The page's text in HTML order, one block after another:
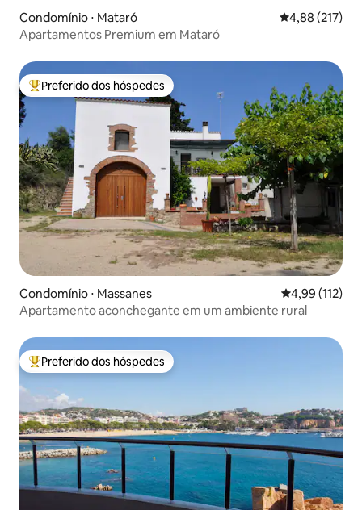
Condomínio ⋅ Mataró 4,88 de uma
4,88 (217)
Apartamentos Premium em Mataró
Entre os melhores preferidos dos hóspedes
Preferido dos hóspedes
Condomínio ⋅ Massanes 4,99 de uma
4,99 (112)
Apartamento aconchegante em um ambiente rural
Entre os melhores preferidos dos hóspedes
Preferido dos hóspedes